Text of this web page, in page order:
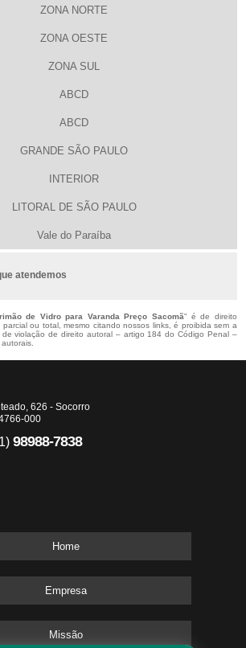
ZONA NORTE
ZONA OESTE
ZONA SUL
ABCD
ABCD
GRANDE SÃO PAULO
INTERIOR
LITORAL DE SÃO PAULO
Vale do Paraíba
atendemos
de Vidro para Varanda Preço Sacomã" é de direito
ou total, mesmo citando nossos links, é proibida sem a
de violação de direito autoral – artigo 184 do Código Penal –
626 - Socorro
000
98988-7838
Home
Empresa
Missão